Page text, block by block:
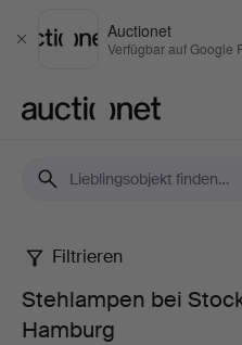
Schließen
Auctionet
Verfügbar auf Google
Stehlampen
bei
Filtrieren
Stehlampen bei
Hamburg